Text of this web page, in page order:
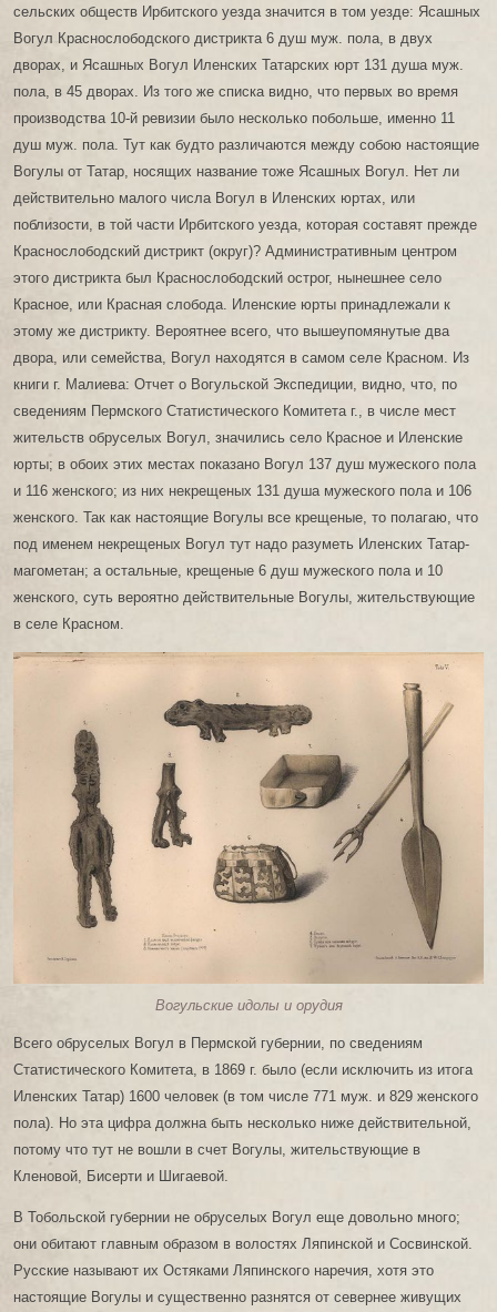
сельских обществ Ирбитского уезда значится в том уезде: Ясашных
Вогул Краснослободского дистрикта 6 душ муж. пола, в двух
дворах, и Ясашных Вогул Иленских Татарских юрт 131 душа муж.
пола, в 45 дворах. Из того же списка видно, что первых во время
производства 10-й ревизии было несколько побольше, именно 11
душ муж. пола. Тут как будто различаются между собою настоящие
Вогулы от Татар, носящих название тоже Ясашных Вогул. Нет ли
действительно малого числа Вогул в Иленских юртах, или
поблизости, в той части Ирбитского уезда, которая составят прежде
Краснослободский дистрикт (округ)? Административным центром
этого дистрикта был Краснослободский острог, нынешнее село
Красное, или Красная слобода. Иленские юрты принадлежали к
этому же дистрикту. Вероятнее всего, что вышеупомянутые два
двора, или семейства, Вогул находятся в самом селе Красном. Из
книги г. Малиева: Отчет о Вогульской Экспедиции, видно, что, по
сведениям Пермского Статистического Комитета г., в числе мест
жительств обруселых Вогул, значились село Красное и Иленские
юрты; в обоих этих местах показано Вогул 137 душ мужеского пола
и 116 женского; из них некрещеных 131 душа мужеского пола и 106
женского. Так как настоящие Вогулы все крещеные, то полагаю, что
под именем некрещеных Вогул тут надо разуметь Иленских Татар-
магометан; а остальные, крещеные 6 душ мужеского пола и 10
женского, суть вероятно действительные Вогулы, жительствующие
в селе Красном.
Вогульские идолы и орудия
Всего обруселых Вогул в Пермской губернии, по сведениям
Статистического Комитета, в 1869 г. было (если исключить из итога
Иленских Татар) 1600 человек (в том числе 771 муж. и 829 женского
пола). Но эта цифра должна быть несколько ниже действительной,
потому что тут не вошли в счет Вогулы, жительствующие в
Кленовой, Бисерти и Шигаевой.
В Тобольской губернии не обруселых Вогул еще довольно много;
они обитают главным образом в волостях Ляпинской и Сосвинской.
Русские называют их Остяками Ляпинского наречия, хотя это
настоящие Вогулы и существенно разнятся от севернее живущих